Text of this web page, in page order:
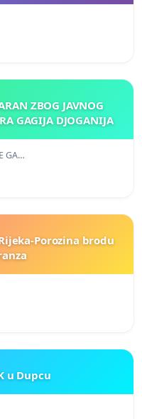
ZBOG JAVNOG
GAGIJA DJOGANIJA
GA…
Porozina brodu
u Dupcu